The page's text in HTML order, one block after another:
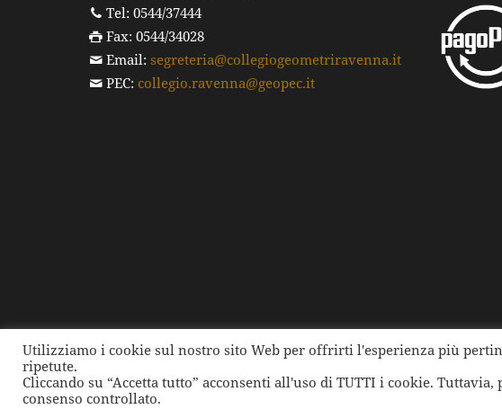
Tel: 0544/37444
Fax: 0544/34028
Email: segreteria@collegiogeometriravenna.it
PEC: collegio.ravenna@geopec.it
© 2026 Collegio dei Geometri e dei Geometri Laureati della
Utilizziamo i cookie sul nostro sito Web per offrirti l'esperienza più
ripetute.
Cliccando su “Accetta tutto” acconsenti all'uso di TUTTI i cookie.
consenso controllato.